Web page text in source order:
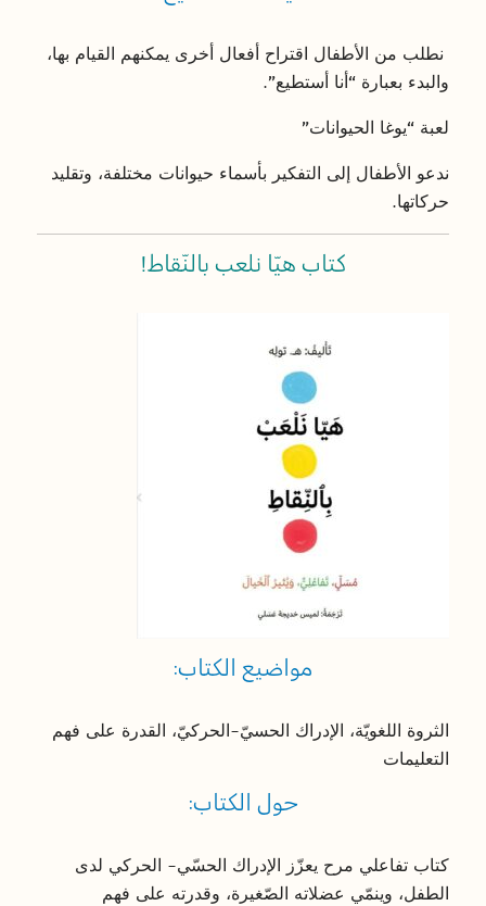
نطلب من الأطفال اقتراح أفعال أخرى يمكنهم القيام بها،
والبدء بعبارة “أنا أستطيع”.
لعبة “يوغا الحيوانات”
ندعو الأطفال إلى التفكير بأسماء حيوانات مختلفة، وتقليد
حركاتها.
كتاب هيّا نلعب بالنّقاط!
مواضيع الكتاب:
الثروة اللغويّة، الإدراك الحسيّ-الحركيّ، القدرة على فهم
التعليمات
حول الكتاب:
كتاب تفاعلي مرح يعزّز الإدراك الحسّي- الحركي لدى
الطفل، وينمّي عضلاته الصّغيرة، وقدرته على فهم